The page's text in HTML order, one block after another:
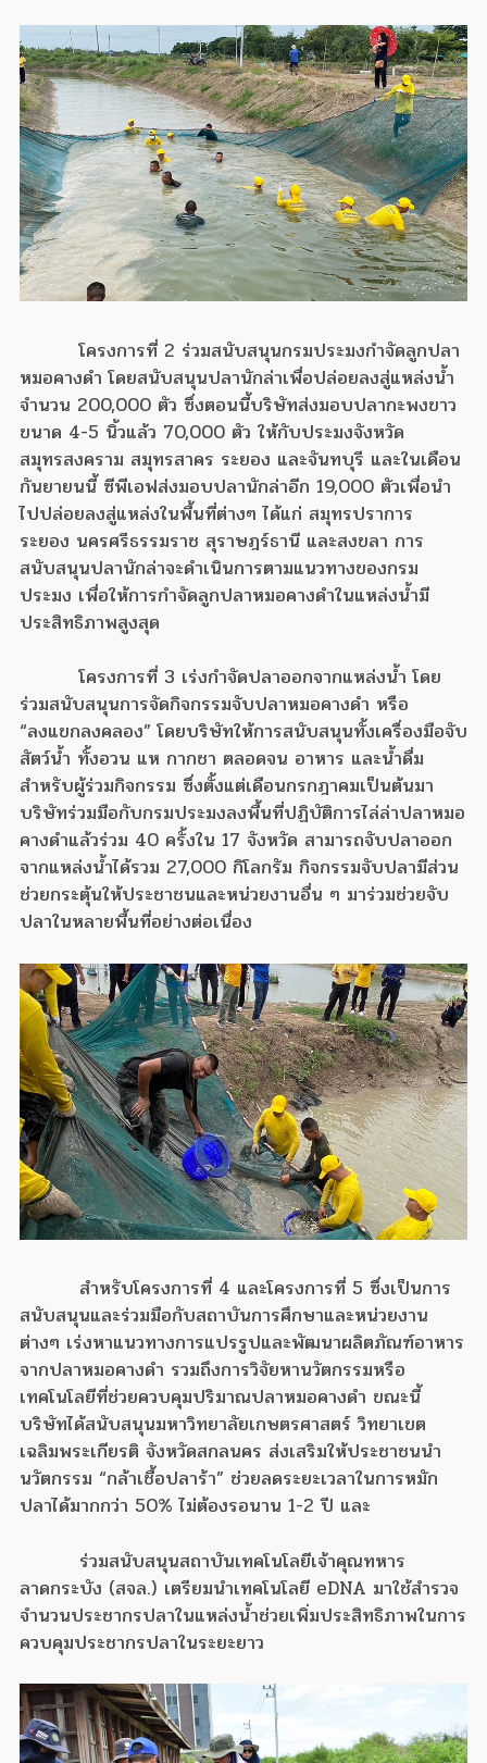
โครงการที่ 2 ร่วมสนับสนุนกรมประมงกำจัดลูกปลา
หมอคางดำ โดยสนับสนุนปลานักล่าเพื่อปล่อยลงสู่แหล่งน้ำ
จำนวน 200,000 ตัว ซึ่งตอนนี้บริษัทส่งมอบปลากะพงขาว
ขนาด 4-5 นิ้วแล้ว 70,000 ตัว ให้กับประมงจังหวัด
สมุทรสงคราม สมุทรสาคร ระยอง และจันทบุรี และในเดือน
กันยายนนี้ ซีพีเอฟส่งมอบปลานักล่าอีก 19,000 ตัวเพื่อนำ
ไปปล่อยลงสู่แหล่งในพื้นที่ต่างๆ ได้แก่ สมุทรปราการ
ระยอง นครศรีธรรมราช สุราษฎร์ธานี และสงขลา การ
สนับสนุนปลานักล่าจะดำเนินการตามแนวทางของกรม
ประมง เพื่อให้การกำจัดลูกปลาหมอคางดำในแหล่งน้ำมี
ประสิทธิภาพสูงสุด
โครงการที่ 3 เร่งกำจัดปลาออกจากแหล่งน้ำ โดย
ร่วมสนับสนุนการจัดกิจกรรมจับปลาหมอคางดำ หรือ
“ลงแขกลงคลอง” โดยบริษัทให้การสนับสนุนทั้งเครื่องมือจับ
สัตว์น้ำ ทั้งอวน แห กากชา ตลอดจน อาหาร และน้ำดื่ม
สำหรับผู้ร่วมกิจกรรม ซึ่งตั้งแต่เดือนกรกฎาคมเป็นต้นมา
บริษัทร่วมมือกับกรมประมงลงพื้นที่ปฏิบัติการไล่ล่าปลาหมอ
คางดำแล้วร่วม 40 ครั้งใน 17 จังหวัด สามารถจับปลาออก
จากแหล่งน้ำได้รวม 27,000 กิโลกรัม กิจกรรมจับปลามีส่วน
ช่วยกระตุ้นให้ประชาชนและหน่วยงานอื่น ๆ มาร่วมช่วยจับ
ปลาในหลายพื้นที่อย่างต่อเนื่อง
สำหรับโครงการที่ 4 และโครงการที่ 5 ซึ่งเป็นการ
สนับสนุนและร่วมมือกับสถาบันการศึกษาและหน่วยงาน
ต่างๆ เร่งหาแนวทางการแปรรูปและพัฒนาผลิตภัณฑ์อาหาร
จากปลาหมอคางดำ รวมถึงการวิจัยหานวัตกรรมหรือ
เทคโนโลยีที่ช่วยควบคุมปริมาณปลาหมอคางดำ ขณะนี้
บริษัทได้สนับสนุนมหาวิทยาลัยเกษตรศาสตร์ วิทยาเขต
เฉลิมพระเกียรติ จังหวัดสกลนคร ส่งเสริมให้ประชาชนนำ
นวัตกรรม “กล้าเชื้อปลาร้า” ช่วยลดระยะเวลาในการหมัก
ปลาได้มากกว่า 50% ไม่ต้องรอนาน 1-2 ปี และ
ร่วมสนับสนุนสถาบันเทคโนโลยีเจ้าคุณทหาร
ลาดกระบัง (สจล.)​ เตรียมนำเทคโนโลยี eDNA มาใช้สำรวจ
จำนวนประชากรปลาในแหล่งน้ำช่วยเพิ่มประสิทธิภาพในการ
ควบคุมประชากรปลาในระยะยาว